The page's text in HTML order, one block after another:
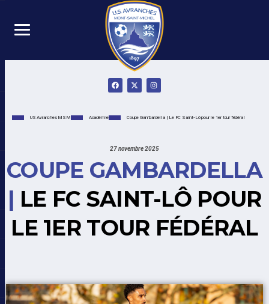
US Avranches MSM Académie Coupe Gambardella | Le FC Saint-Lô pour le 1er tour fédéral
27 novembre 2025
COUPE GAMBARDELLA
| LE FC SAINT-LÔ POUR
LE 1ER TOUR FÉDÉRAL